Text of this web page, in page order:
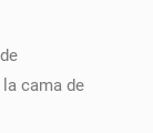
cama de